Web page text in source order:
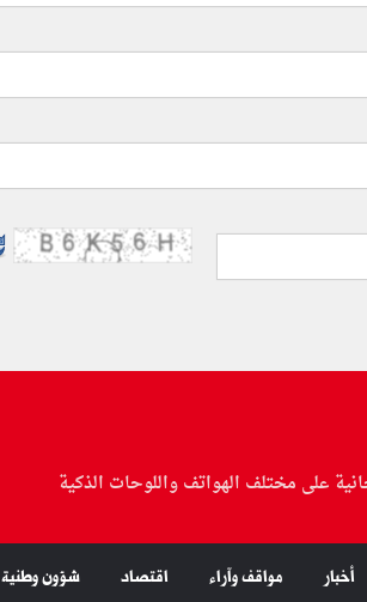
على مختلف الهواتف واللوحات الذكية
أخبار مواقف وآراء اقتصاد شؤون وطنية